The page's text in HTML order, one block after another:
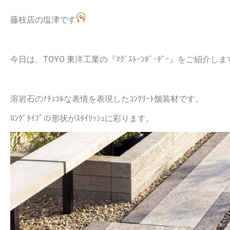
藤枝店の塩津です
今日は、TOYO 東洋工業の『ﾏｸﾞｽﾄｰﾝﾎﾞｰﾀﾞｰ』をご紹介しま
溶岩石のﾅﾁｭﾗﾙな表情を表現したｺﾝｸﾘｰﾄ舗装材です。
ﾛﾝｸﾞﾀｲﾌﾟの形状がｽﾀｲﾘｯｼｭに彩ります。